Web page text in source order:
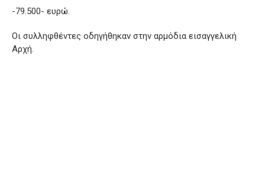
-79.500- ευρώ.
Οι συλληφθέντες οδηγήθηκαν στην αρμόδια εισαγγελική
Αρχή.